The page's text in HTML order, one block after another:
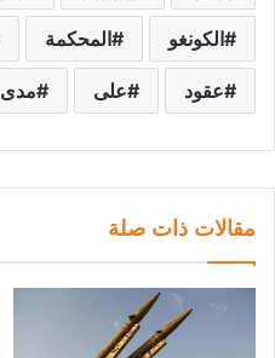
الكونغو المحكمة
عقود على مدى
مقالات ذات صلة